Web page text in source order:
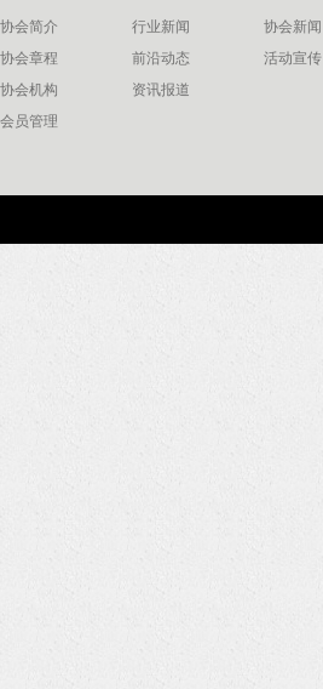
协会简介
协会章程
协会机构
会员管理
行业新闻
前沿动态
资讯报道
协会新闻
活动宣传
联系我们